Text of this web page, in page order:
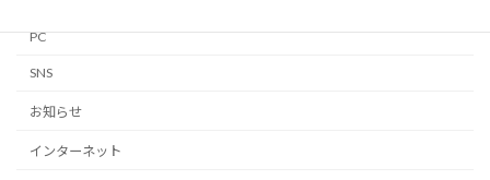
PC
SNS
お知らせ
インターネット